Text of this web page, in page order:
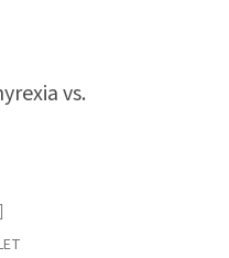
vs.